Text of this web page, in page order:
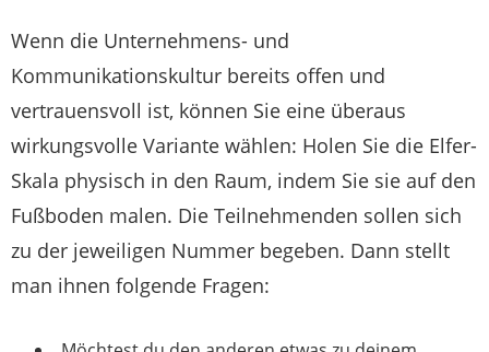
Wenn die Unternehmens- und
Kommunikationskultur bereits offen und
vertrauensvoll ist, können Sie eine überaus
wirkungsvolle Variante wählen: Holen Sie die Elfer-
Skala physisch in den Raum, indem Sie sie auf den
Fußboden malen. Die Teilnehmenden sollen sich
zu der jeweiligen Nummer begeben. Dann stellt
man ihnen folgende Fragen: